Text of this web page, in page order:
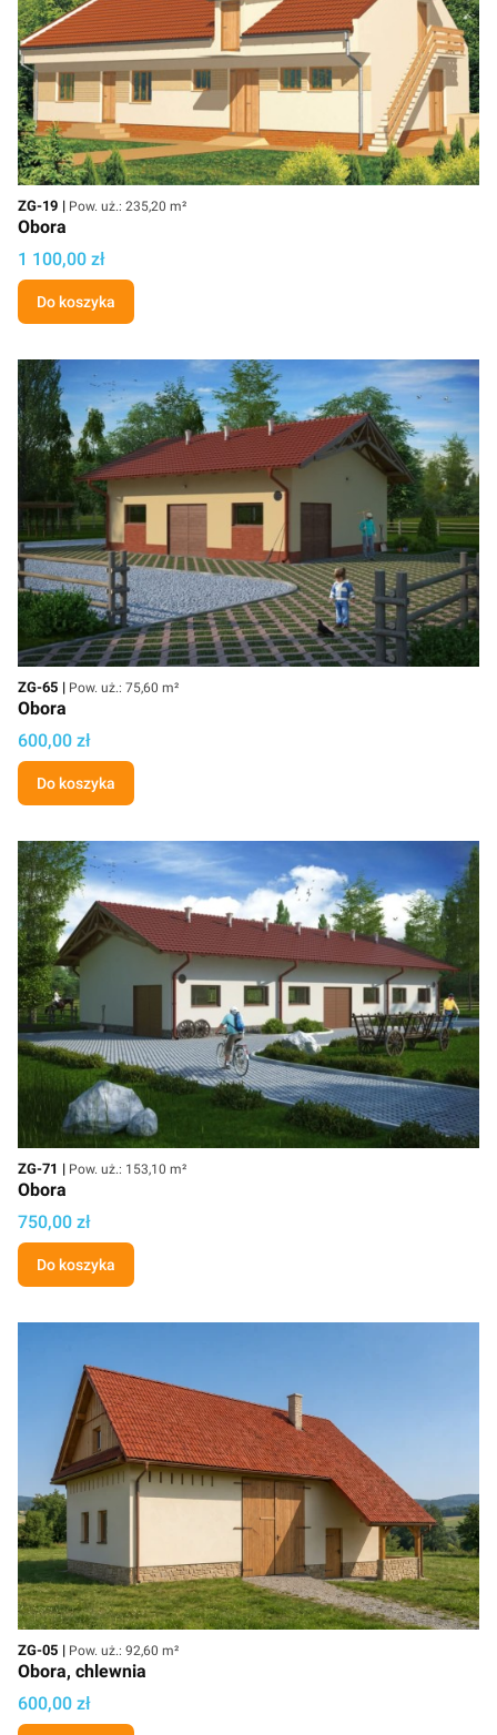
Kod
ZG-19 Powierzchnia użytkowa
Pow. uż.: 235,20 m²
Obora
Cena projektu
1 100,00 zł
Do koszyka
Kod
ZG-65 Powierzchnia użytkowa
Pow. uż.: 75,60 m²
Obora
Cena projektu
600,00 zł
Do koszyka
Kod
ZG-71 Powierzchnia użytkowa
Pow. uż.: 153,10 m²
Obora
Cena projektu
750,00 zł
Do koszyka
Kod
ZG-05 Powierzchnia użytkowa
Pow. uż.: 92,60 m²
Obora, chlewnia
Cena projektu
600,00 zł